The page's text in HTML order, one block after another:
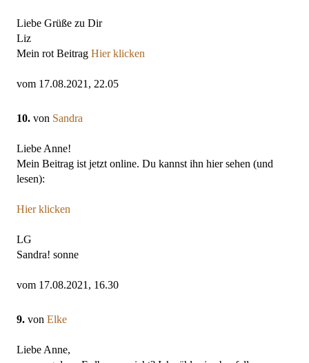
Liebe Grüße zu Dir
Liz
Mein rot Beitrag Hier klicken
vom 17.08.2021, 22.05
10. von Sandra
Liebe Anne!
Mein Beitrag ist jetzt online. Du kannst ihn hier sehen (und
lesen):
Hier klicken
LG
Sandra! sonne
vom 17.08.2021, 16.30
9. von Elke
Liebe Anne,